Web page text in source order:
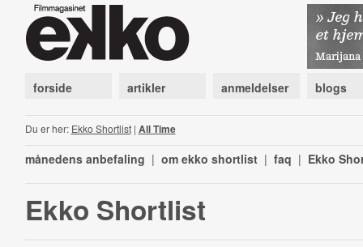
forside artikler anmeldelser blogs
Du er her: Ekko Shortlist| All Time
månedens anbefaling | om ekko shortlist | faq | Ekko
Ekko Shortlist